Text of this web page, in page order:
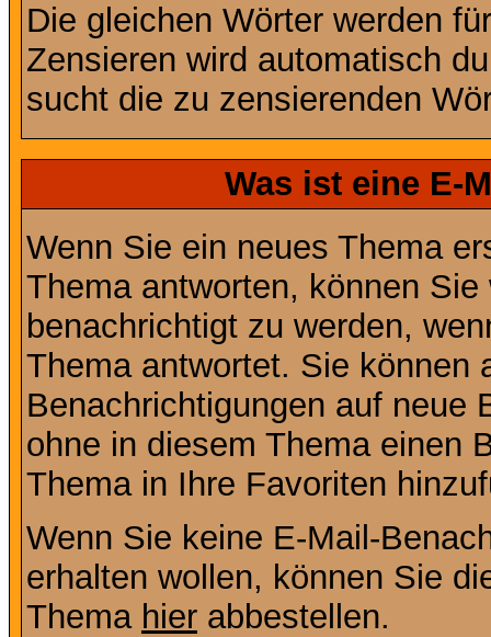
Die gleichen Wörter werden
Zensieren wird automatisch
sucht die zu zensierenden
Was ist eine E-
Wenn Sie ein neues Thema
Thema antworten, können
benachrichtigt zu werden,
Thema antwortet. Sie können
Benachrichtigungen auf neue
ohne in diesem Thema einen
Thema in Ihre Favoriten
Wenn Sie keine E-Mail-
erhalten wollen, können Sie
Thema hier abbestellen.